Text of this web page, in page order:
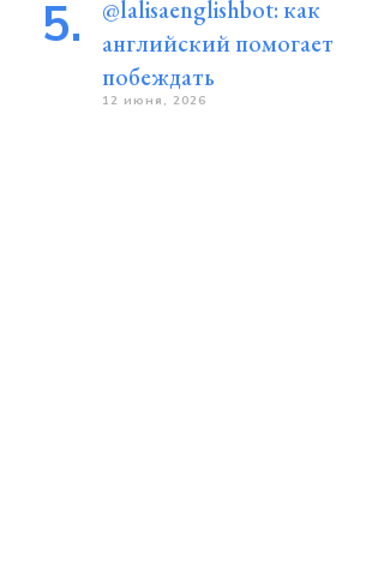
@lalisaenglishbot: как
английский помогает
побеждать
12 июня, 2026